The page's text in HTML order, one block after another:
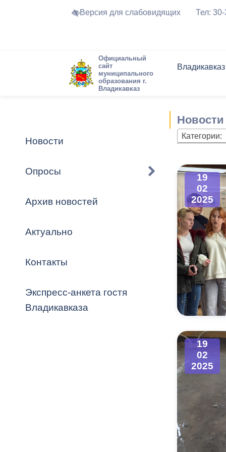
Версия для слабовидящих Тел:
Официальный
сайт
муниципального
образования г.
Владикавказ
Владикавказ
Устав города
Города-
городского
Торги и
Формы
ОРВ и
Оценка
местного
Открытые
проверок
Обратная
Комиссии
График
Новостная
Актуально
Новости
Опросы
Архив новостей
Актуально
Контакты
Экспресс-анкета гостя
Владикавказа
Новости
Категории:
19
02
2025
19
02
2025